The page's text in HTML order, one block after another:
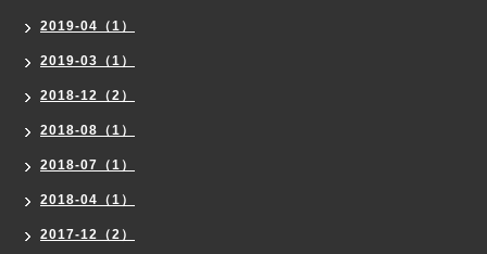
2019-04（1）
2019-03（1）
2018-12（2）
2018-08（1）
2018-07（1）
2018-04（1）
2017-12（2）